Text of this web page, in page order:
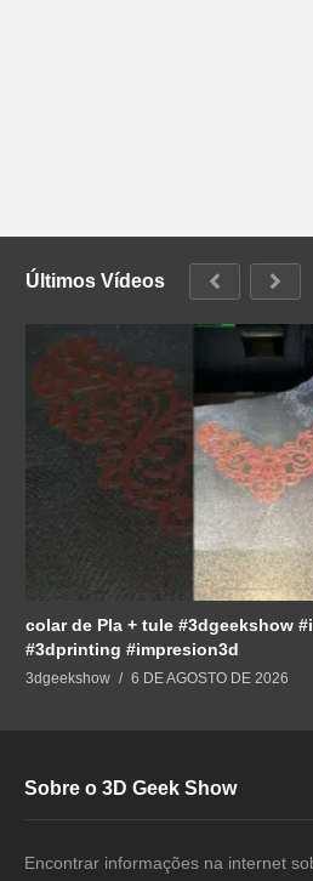
Últimos Vídeos
colar de Pla + tule #3dgeekshow
#3dprinting #impresion3d
3dgeekshow 6 DE AGOSTO DE 2026
Sobre o 3D Geek Show
Encontrar informações na internet